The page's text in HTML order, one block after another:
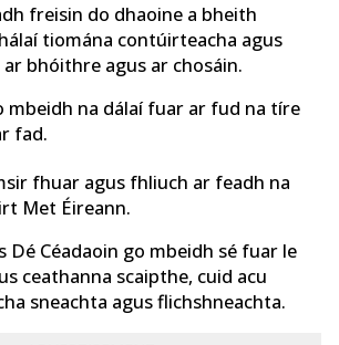
freisin do dhaoine a bheith
tiomána contúirteacha agus
bhóithre agus ar chosáin.
mbeidh na dálaí fuar ar fud na tíre
fad.
fhuar agus fhliuch ar feadh na
Met Éireann.
Dé Céadaoin go mbeidh sé fuar le
ceathanna scaipthe, cuid acu
sneachta agus flichshneachta.